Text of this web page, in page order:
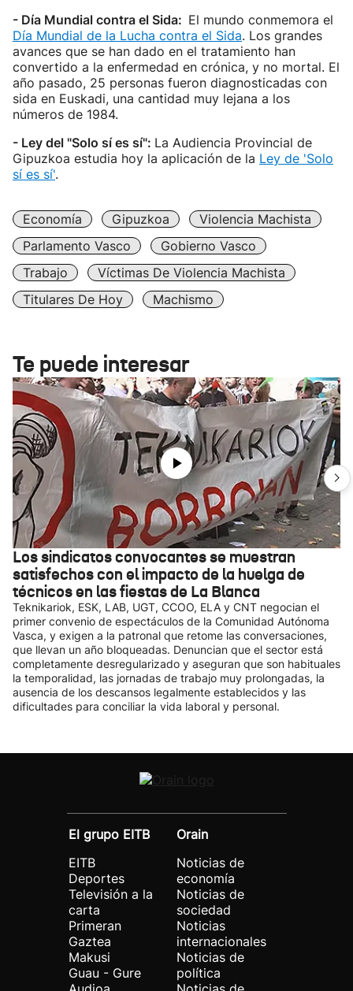
- Día Mundial contra el Sida: El mundo conmemora el
Día Mundial de la Lucha contra el Sida. Los grandes
avances que se han dado en el tratamiento han
convertido a la enfermedad en crónica, y no mortal. El
año pasado, 25 personas fueron diagnosticadas con
sida en Euskadi, una cantidad muy lejana a los
números de 1984.
- Ley del "Solo sí es sí": La Audiencia Provincial de
Gipuzkoa estudia hoy la aplicación de la Ley de 'Solo
sí es sí'.
Economía Gipuzkoa
Violencia Machista
Parlamento Vasco
Gobierno Vasco
Trabajo
Víctimas De Violencia Machista
Titulares De Hoy
Machismo
Te puede interesar
Los sindicatos convocantes se muestran
satisfechos con el impacto de la huelga de
técnicos en las fiestas de La Blanca
Teknikariok, ESK, LAB, UGT, CCOO, ELA y CNT negocian el
primer convenio de espectáculos de la Comunidad Autónoma
Vasca, y exigen a la patronal que retome las conversaciones,
que llevan un año bloqueadas. Denuncian que el sector está
completamente desregularizado y aseguran que son habituales
la temporalidad, las jornadas de trabajo muy prolongadas, la
ausencia de los descansos legalmente establecidos y las
dificultades para conciliar la vida laboral y personal.
El grupo EITB
EITB
Deportes
Televisión a la
carta
Primeran
Gaztea
Makusi
Guau - Gure
Orain
Noticias de
economía
Noticias de
sociedad
Noticias
internacionales
Noticias de
política